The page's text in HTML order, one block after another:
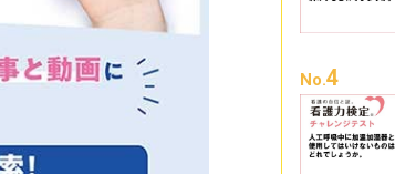
No.4